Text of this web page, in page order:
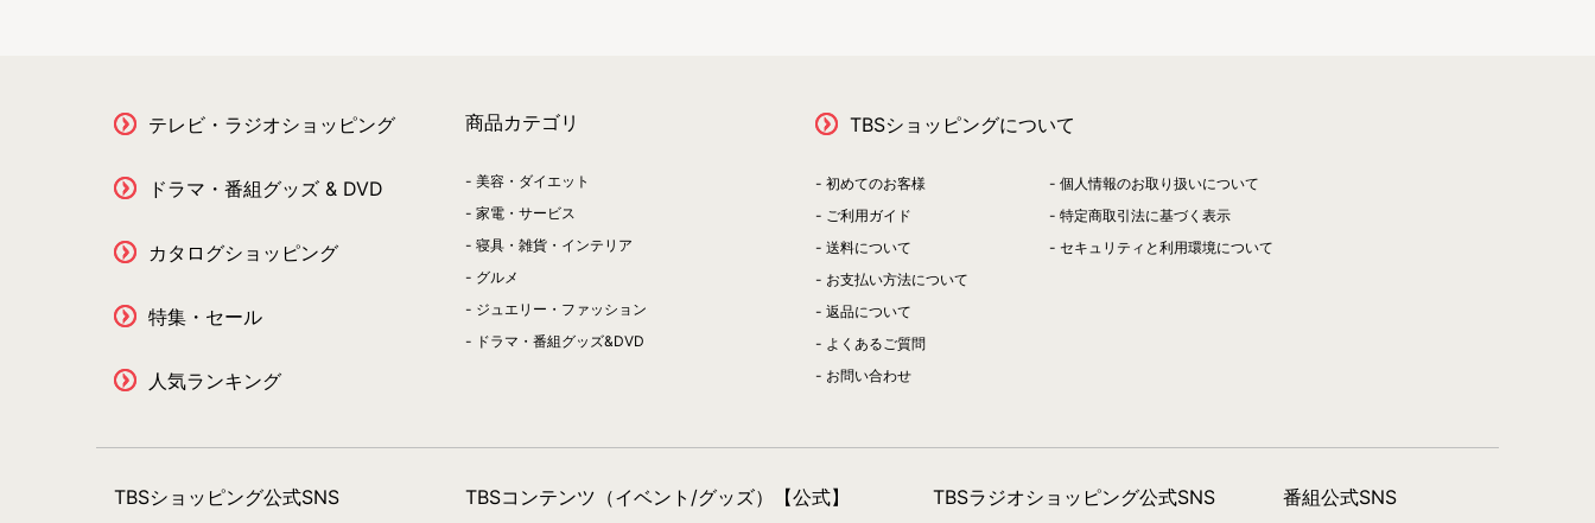
テレビ・ラジオショッピング
ドラマ・番組グッズ & DVD
カタログショッピング
特集・セール
人気ランキング
商品カテゴリ
美容・ダイエット
家電・サービス
寝具・雑貨・インテリア
グルメ
ジュエリー・ファッション
ドラマ・番組グッズ&DVD
TBSショッピングについて
初めてのお客様
ご利用ガイド
送料について
お支払い方法について
返品について
よくあるご質問
お問い合わせ
個人情報のお取り扱いについて
特定商取引法に基づく表示
セキュリティと利用環境について
TBSショッピング公式SNS TBSコンテンツ（イベント/グッズ）【公式】 TBSラジオショッピング公式SNS 番組公式SNS